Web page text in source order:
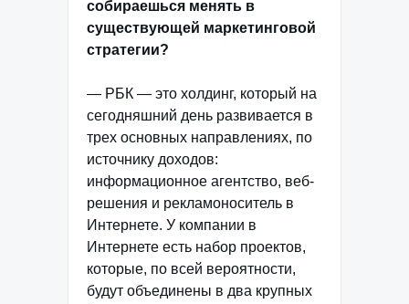
собираешься менять в
существующей маркетинговой
стратегии?
— РБК — это холдинг, который на
сегодняшний день развивается в
трех основных направлениях, по
источнику доходов:
информационное агентство, веб-
решения и рекламоноситель в
Интернете. У компании в
Интернете есть набор проектов,
которые, по всей вероятности,
будут объединены в два крупных